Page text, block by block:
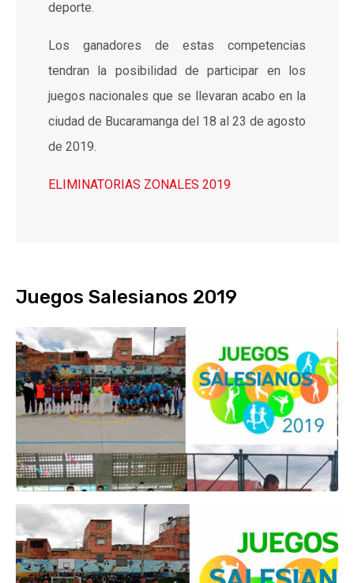
deporte.
Los ganadores de estas competencias
tendran la posibilidad de participar en los
juegos nacionales que se llevaran acabo en la
ciudad de Bucaramanga del 18 al 23 de agosto
de 2019.
ELIMINATORIAS ZONALES 2019
Juegos Salesianos 2019